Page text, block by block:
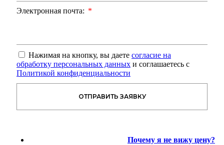
Электронная почта:
Нажимая на кнопку, вы даете согласие на
обработку персональных данных и соглашаетесь с
Политикой конфиденциальности
ОТПРАВИТЬ ЗАЯВКУ
Почему я не вижу цену?